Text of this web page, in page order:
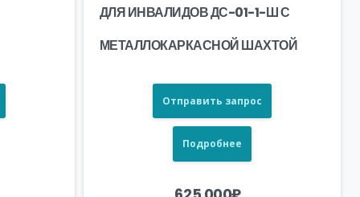
ДЛЯ ИНВАЛИДОВ ДС-01-1-Ш С
МЕТАЛЛОКАРКАСНОЙ ШАХТОЙ
Отправить запрос
Подробнее